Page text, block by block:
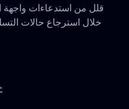
قلل من استدعاءات واجهة
خلال استرجاع حالات